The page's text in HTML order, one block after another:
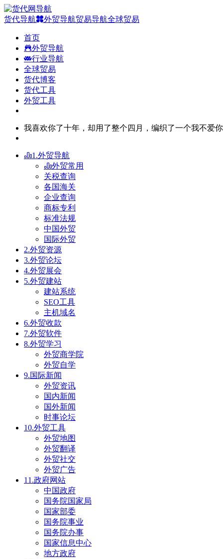
货代导航 外贸导航贸易导航全球贸易
首页
外贸导航
行业导航
全球贸易
货代博客
货代工具
外贸工具
我喜欢你了十年，却用了整个四月，编织了一个我不爱
1.外贸导航
外贸常用
关税查询
各国海关
企业查询
商标专利
标准法规
中国外贸
国际外贸
2.外贸资源
3.外贸论坛
4.外贸展会
5.外贸建站
建站系统
SEO工具
主机域名
6.外贸收款
7.外贸软件
8.外贸学习
外贸商学院
外贸自学
9.国际新闻
外贸资讯
国内新闻
国外新闻
时事论坛
10.外贸工具
外贸地图
外贸翻译
外贸社交
外贸广告
11.政府网站
中国政府
国务院国家局
国家部委
国务院事业
国务院办事
国家信息中心
地方政府